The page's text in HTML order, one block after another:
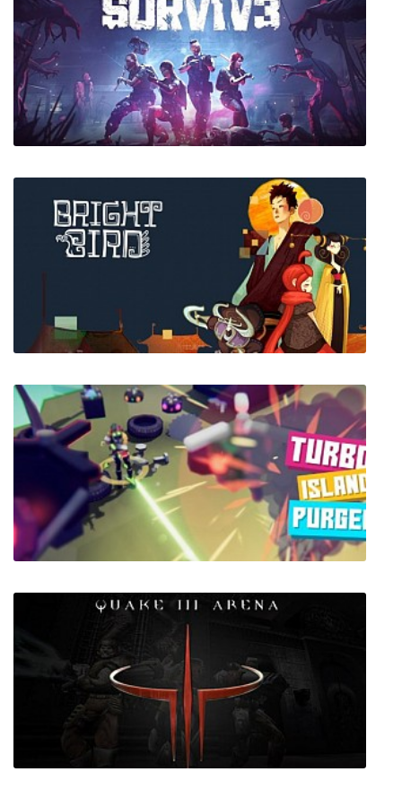
SURV1V3 (VR)
Bright Bird
Turbo Island Purger